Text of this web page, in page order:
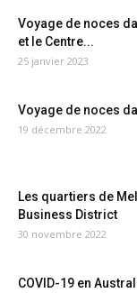
Voyage de noces
et le Centre...
25 janvier 2023
Voyage de noces
19 décembre 2022
Les quartiers de
Business District
30 novembre 2022
COVID-19 en